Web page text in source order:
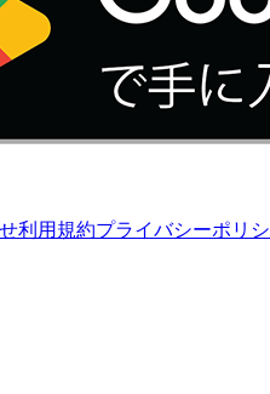
利用規約プライバシーポリ